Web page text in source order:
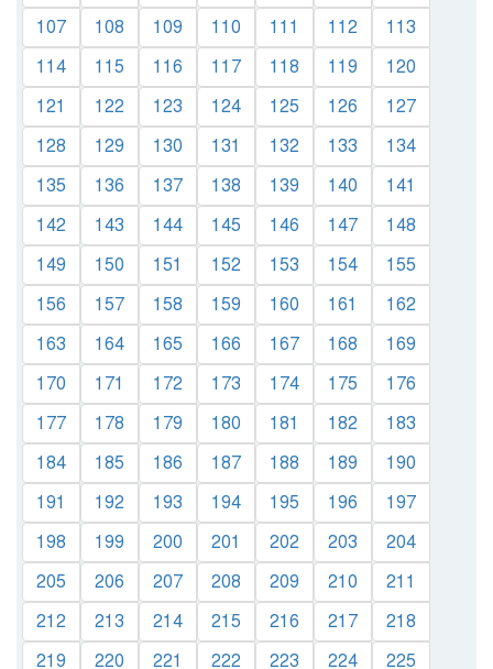
107
108 109 110 111 112
113
114
115 116 117 118 119
120
121
122 123 124 125 126
127
128
129 130 131 132 133
134
135
136 137 138 139 140
141
142
143 144 145 146 147
148
149
150 151 152 153 154
155
156
157 158 159 160 161
162
163
164 165 166 167 168
169
170
171 172 173 174 175
176
177
178 179 180 181 182
183
184
185 186 187 188 189
190
191
192 193 194 195 196
197
198
199 200 201 202 203
204
205
206 207 208 209 210
211
212
213 214 215 216 217
218
219
220 221 222 223 224
225